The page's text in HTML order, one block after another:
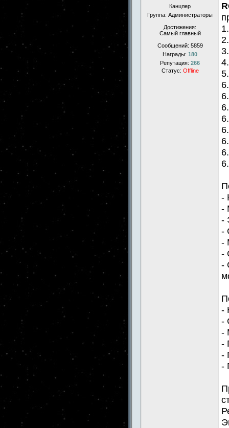
Канцлер
Группа: Администраторы
Достижения:
Самый главный
Сообщений: 5859
Награды: 180
Репутация: 266
Статус: Offline
-
-
-
-
-
-
-
-
-
-
-
-
-